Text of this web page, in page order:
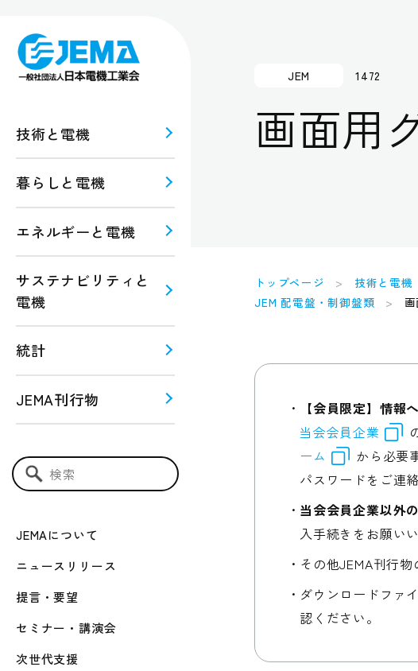
技術と電機
暮らしと電機
エネルギーと電機
サステナビリティと
電機
統計
JEMA刊行物
検索キーワード入力
JEMAについて
ニュースリリース
提言・要望
セミナー・講演会
次世代支援
連
！
ギー
JEM 1472
画面用
トップページ 技術と電機
JEM 配電盤・制御盤類
【会員限定】情報
当会会員企業
ーム
から必要
パスワードをご連
当会会員企業以外
入手続きをお願い
その他JEMA刊行
ダウンロードファ
認ください。